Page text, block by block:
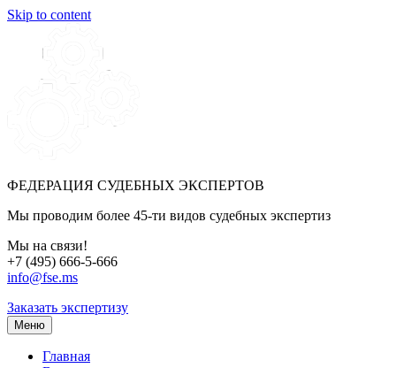
Skip to content
ФЕДЕРАЦИЯ СУДЕБНЫХ ЭКСПЕРТОВ
Мы проводим более 45-ти видов судебных экспертиз
Мы на связи!
+7 (495) 666-5-666
info@fse.ms
Заказать экспертизу
Меню
Главная